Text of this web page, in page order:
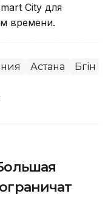
City для
времени.
Астана Бүгін